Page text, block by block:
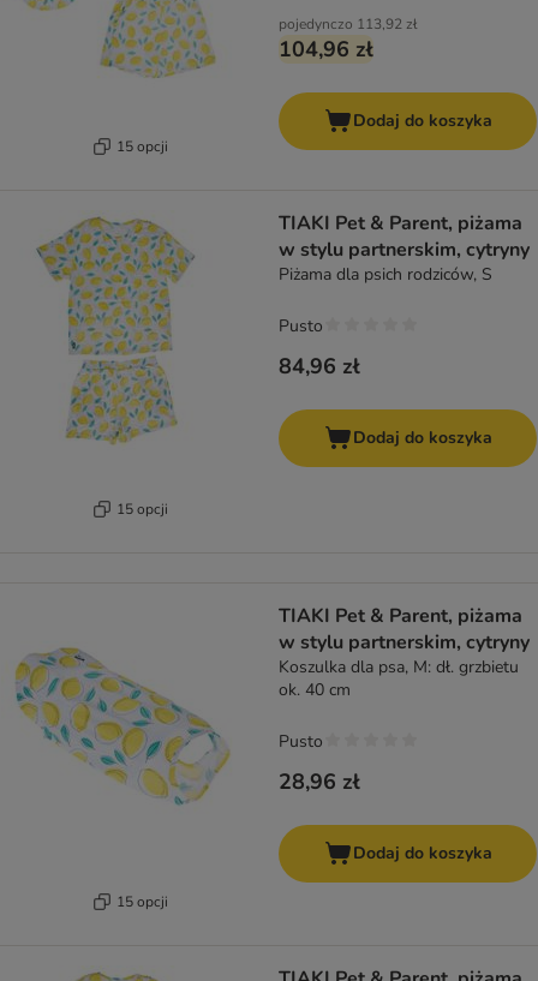
15 opcji
pojedynczo 113,92 zł
104,96 zł
Dodaj do koszyka
15 opcji
TIAKI Pet & Parent, piżama
w stylu partnerskim, cytryny
Piżama dla psich rodziców, S
84,96 zł
Pusto
Dodaj do koszyka
15 opcji
TIAKI Pet & Parent, piżama
w stylu partnerskim, cytryny
Koszulka dla psa, M: dł. grzbietu
ok. 40 cm
28,96 zł
Pusto
Dodaj do koszyka